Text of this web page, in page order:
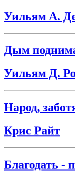
Уильям А.
Дым
Уильям Д.
Народ,
Крис Райт
Благодать -